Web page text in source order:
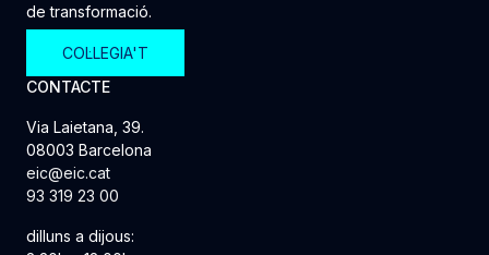
de transformació.
COL·LEGIA'T
CONTACTE
Via Laietana, 39.
08003 Barcelona
eic@eic.cat
93 319 23 00
dilluns a dijous: